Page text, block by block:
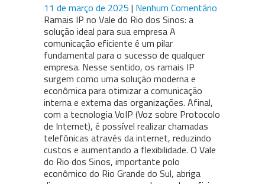
11 de março de 2025 | Nenhum Comentário
Ramais IP no Vale do Rio dos Sinos: a
solução ideal para sua empresa A
comunicação eficiente é um pilar
fundamental para o sucesso de qualquer
empresa. Nesse sentido, os ramais IP
surgem como uma solução moderna e
econômica para otimizar a comunicação
interna e externa das organizações. Afinal,
com a tecnologia VoIP (Voz sobre Protocolo
de Internet), é possível realizar chamadas
telefônicas através da internet, reduzindo
custos e aumentando a flexibilidade. O Vale
do Rio dos Sinos, importante polo
econômico do Rio Grande do Sul, abriga